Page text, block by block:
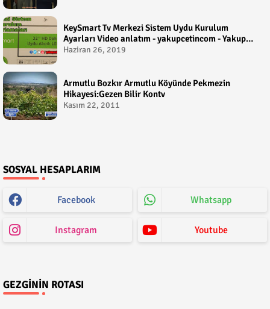
KeySmart Tv Merkezi Sistem Uydu Kurulum
Ayarları Video anlatım - yakupcetincom - Yakup
Çetin
Haziran 26, 2019
Armutlu Bozkır Armutlu Köyünde Pekmezin
Hikayesi:Gezen Bilir Kontv
Kasım 22, 2011
SOSYAL HESAPLARIM
Facebook Whatsapp
Instagram Youtube
GEZGININ ROTASI